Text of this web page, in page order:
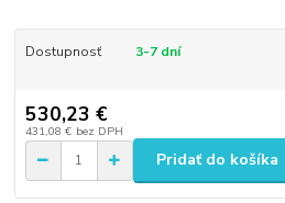
Dostupnosť 3-7 dní
530,23 €
431,08 € bez DPH
Pridať do košíka